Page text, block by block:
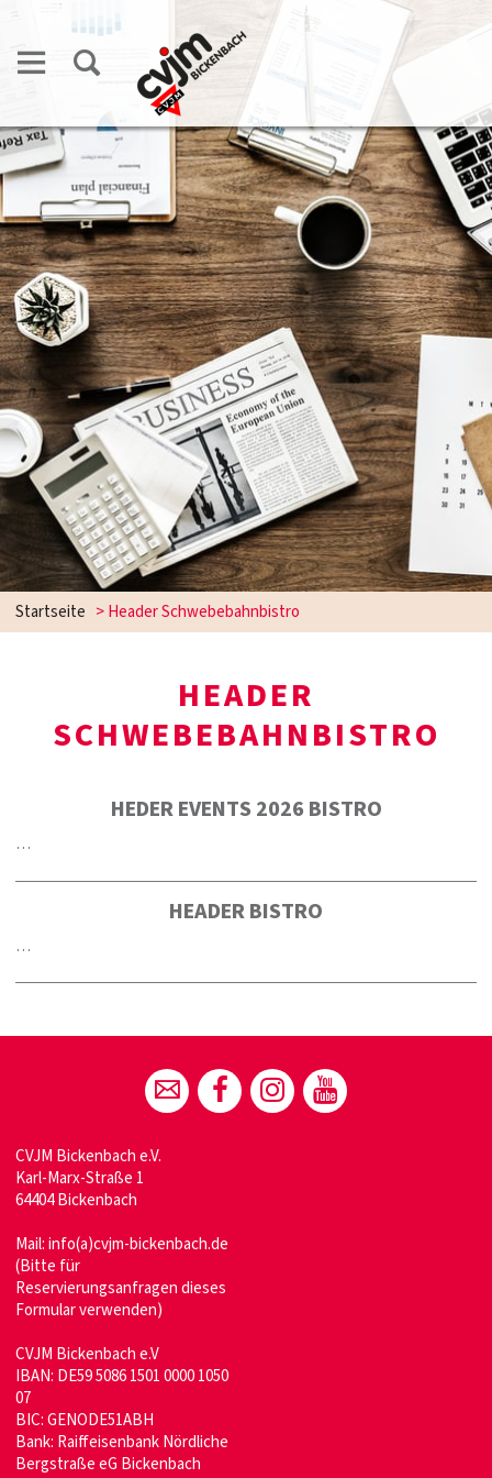
Startseite >Header Schwebebahnbistro
HEADER
SCHWEBEBAHNBISTRO
HEDER EVENTS 2026 BISTRO
…
HEADER BISTRO
…
CVJM Bickenbach e.V.
Karl-Marx-Straße 1
64404 Bickenbach
Mail:info(a)cvjm-bickenbach.de
(Bitte für
Reservierungsanfragen dieses
Formular verwenden)
CVJM Bickenbach e.V
IBAN: DE59 5086 1501 0000 1050
07
BIC: GENODE51ABH
Bank: Raiffeisenbank Nördliche
Bergstraße eG Bickenbach